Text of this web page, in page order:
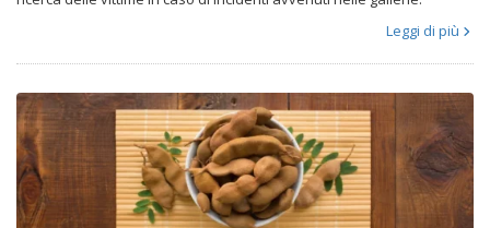
Leggi di più